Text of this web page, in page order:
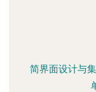
简界面设计与